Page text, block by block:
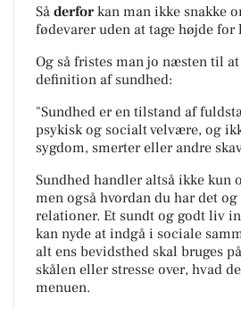
Så derfor kan man ikke snakke
fødevarer uden at tage højde for
Og så fristes man jo næsten til at
definition af sundhed:
"Sundhed er en tilstand af
psykisk og socialt velvære, og
sygdom, smerter eller andre
Sundhed handler altså ikke kun
men også hvordan du har det
relationer. Et sundt og godt liv
kan nyde at indgå i sociale
alt ens bevidsthed skal bruges
skålen eller stresse over, hvad
menuen.